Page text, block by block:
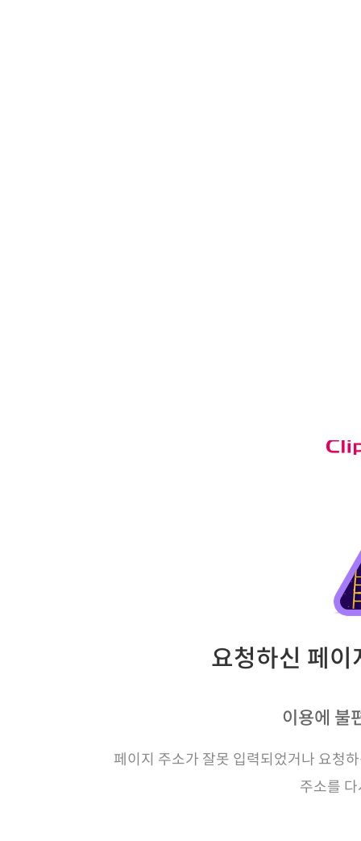
요청하신 페
이용에 불
페이지 주소가 잘못 입력되었거나 요청
주소를